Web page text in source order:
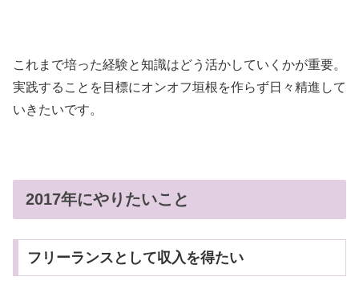
これまで培った経験と知識はどう活かしていくかが重要。
実践することを目標にオンオフ垣根を作らず日々精進して
いきたいです。
2017年にやりたいこと
フリーランスとして収入を得たい